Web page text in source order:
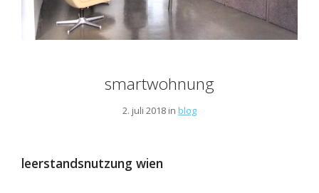
smartwohnung
2. juli 2018 in blog
leerstandsnutzung wien